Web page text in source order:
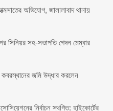
অভিযোগ, জালালাবাদ থানায়
সিনিয়র সহ-সভাপতি গেদন মেম্বার
জমি উদ্ধার করলেন
নির্বাচন স্থগিত: হাইকোর্টের